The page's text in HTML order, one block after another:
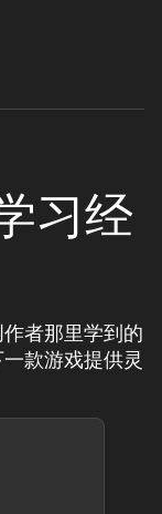
习经
者那里学到的
款游戏提供灵